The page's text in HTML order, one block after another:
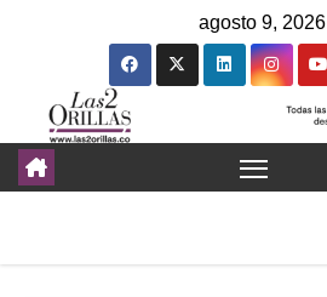
agosto 9, 2026